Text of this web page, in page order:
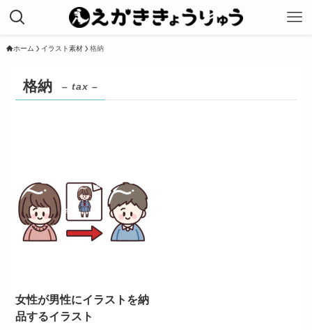
ホーム イラスト素材 格納
格納 – tax –
女性が男性にイラストを納
品するイラスト